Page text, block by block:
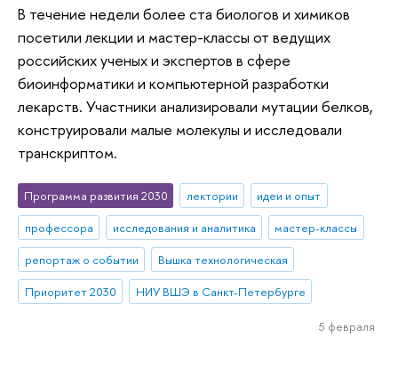
В течение недели более ста биологов и химиков
посетили лекции и мастер-классы от ведущих
российских ученых и экспертов в сфере
биоинформатики и компьютерной разработки
лекарств. Участники анализировали мутации белков,
конструировали малые молекулы и исследовали
транскриптом.
Программа развития 2030 лектории
идеи и опыт
профессора
исследования и аналитика
мастер-классы
репортаж о событии
Вышка технологическая
Приоритет 2030
НИУ ВШЭ в Санкт-Петербурге
5 февраля